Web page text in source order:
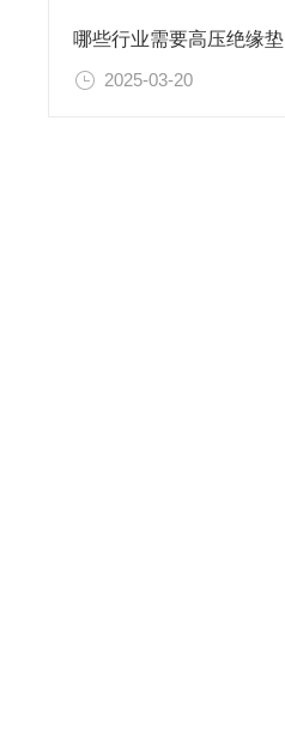
哪些行业需要高压绝缘垫
2025-03-20